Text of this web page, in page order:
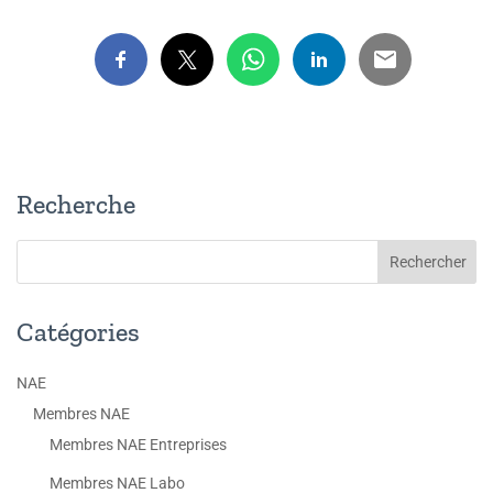
Recherche
Catégories
NAE
Membres NAE
Membres NAE Entreprises
Membres NAE Labo